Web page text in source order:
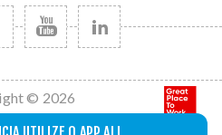
© 2026
Todos